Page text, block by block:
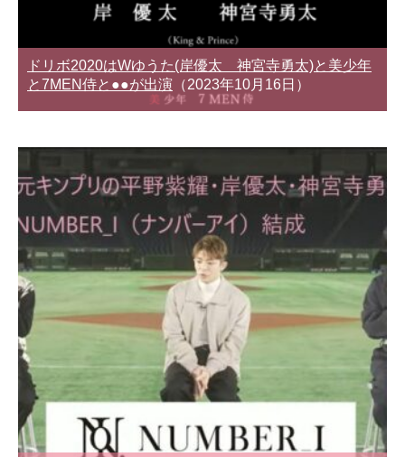
ドリボ2020はWゆうた(岸優太 神宮寺勇太)と美少年
と7MEN侍と●●が出演 （2023年10月16日）